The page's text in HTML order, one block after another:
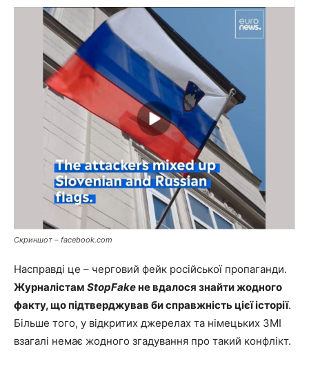
Скриншот – facebook.com
Насправді це – черговий фейк російської пропаганди.
Журналістам StopFakeне вдалося знайти жодного
факту, що підтверджував би справжність цієї історії.
Більше того, у відкритих джерелах та німецьких ЗМІ
взагалі немає жодного згадування про такий конфлікт.